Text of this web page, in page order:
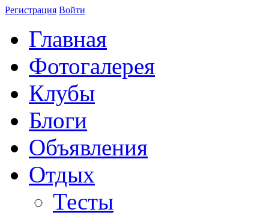
Регистрация Войти
Главная
Фотогалерея
Клубы
Блоги
Объявления
Отдых
Тесты